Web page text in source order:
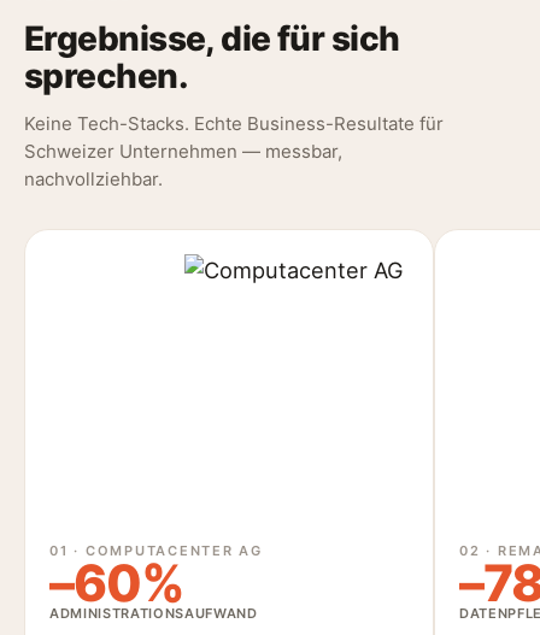
Ergebnisse, die für sich
sprechen.
Keine Tech-Stacks. Echte Business-Resultate für
Schweizer Unternehmen — messbar,
nachvollziehbar.
01 · COMPUTACENTER AG
–60%
ADMINISTRATIONSAUFWAND
02 ·